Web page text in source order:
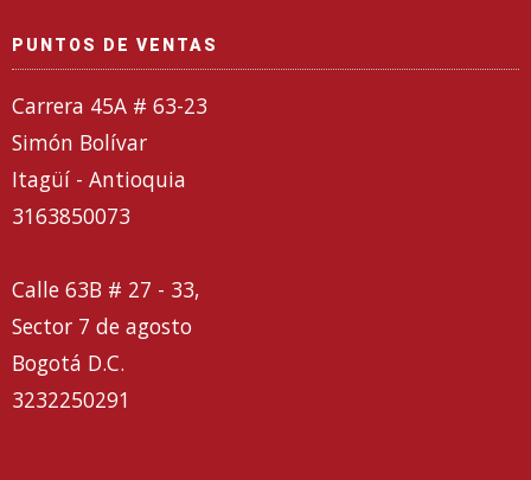
PUNTOS DE VENTAS
Carrera 45A # 63-23
Simón Bolívar
Itagüí - Antioquia
3163850073
Calle 63B # 27 - 33,
Sector 7 de agosto
Bogotá D.C.
3232250291